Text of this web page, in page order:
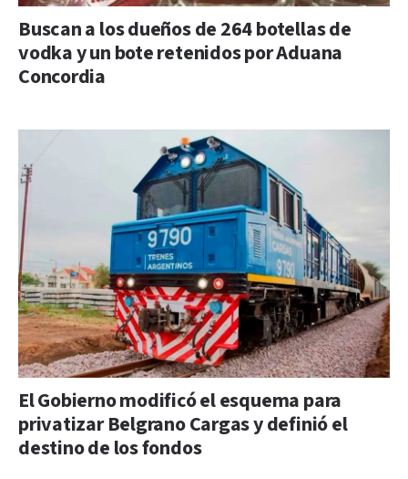
Buscan a los dueños de 264 botellas de
vodka y un bote retenidos por Aduana
Concordia
El Gobierno modificó el esquema para
privatizar Belgrano Cargas y definió el
destino de los fondos